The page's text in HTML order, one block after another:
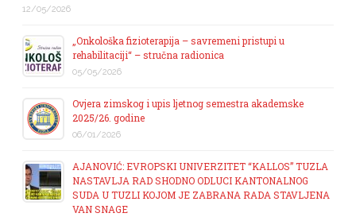
12/05/2026
„Onkološka fizioterapija – savremeni pristupi u
rehabilitaciji“ – stručna radionica
05/05/2026
Ovjera zimskog i upis ljetnog semestra akademske
2025/26. godine
06/01/2026
AJANOVIĆ: EVROPSKI UNIVERZITET “KALLOS” TUZLA
NASTAVLJA RAD SHODNO ODLUCI KANTONALNOG
SUDA U TUZLI KOJOM JE ZABRANA RADA STAVLJENA
VAN SNAGE